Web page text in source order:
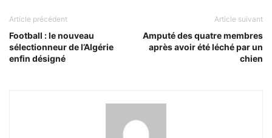
Article précédent
Football : le nouveau
sélectionneur de l’Algérie
enfin désigné
Article suivant
Amputé des quatre membres
après avoir été léché par un
chien